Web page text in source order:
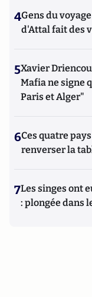
4Gens du
d'Attal fait des
5Xavier
Mafia ne signe
Paris et Alger"
6Ces quatre
renverser la
7Les singes ont
: plongée dans